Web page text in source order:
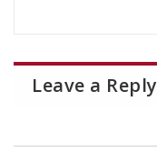
Leave a Reply